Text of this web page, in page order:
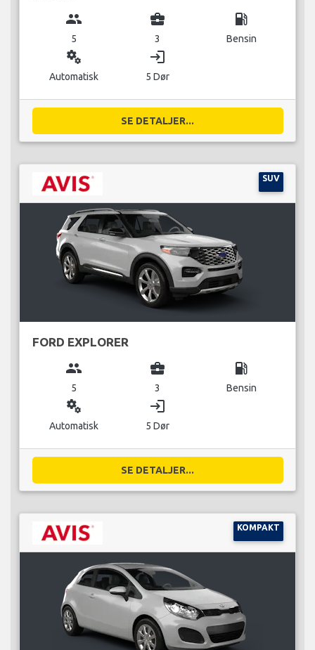
group
5
business_center
3
local_gas_station
Bensin
miscellaneous_services
Automatisk
login
5 Dør
SE DETALJER...
SUV
FORD EXPLORER
group
5
business_center
3
local_gas_station
Bensin
miscellaneous_services
Automatisk
login
5 Dør
SE DETALJER...
KOMPAKT